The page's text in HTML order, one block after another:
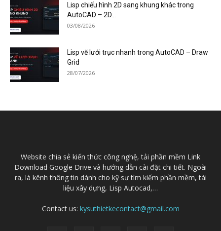
Lisp chiếu hình 2D sang khung khác trong
AutoCAD – 2D...
03/08/2026
Lisp vẽ lưới trục nhanh trong AutoCAD – Draw
Grid
28/07/2026
Website chia sẻ kiến thức công nghệ, tải phần mềm Link
Download Google Drive và hướng dẫn cài đặt chi tiết. Ngoài
ra, là kênh thông tin dành cho kỹ sư tìm kiếm phần mềm, tài
liệu xây dựng, Lisp Autocad,…
Contact us: kysuthietkecontact@gmail.com